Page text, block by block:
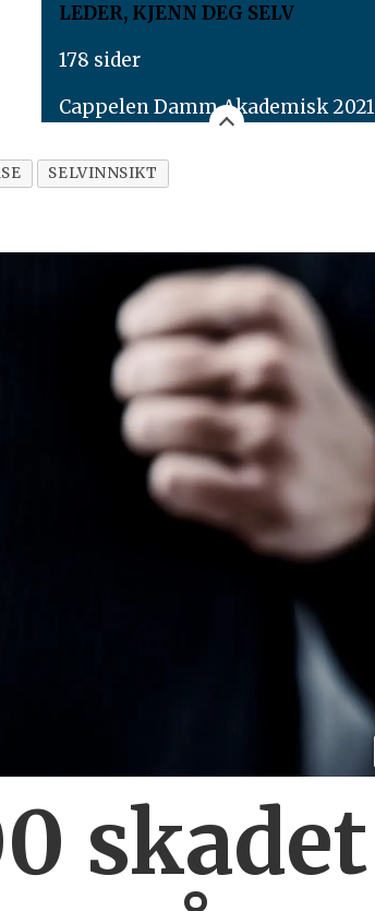
LEDER, KJENN DEG SELV
178 sider
Cappelen Damm Akademisk 2021
SELVINNSIKT
skadet